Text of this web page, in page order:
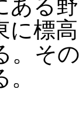
る
に標
。そ